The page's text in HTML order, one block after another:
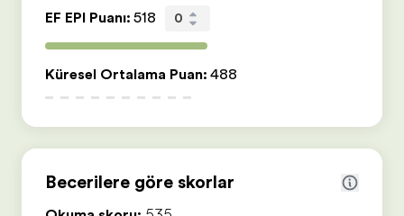
Hakkımızda
Kariyer
Ekibimize katılın
EF EPI Puanı: 518 0
Küresel Ortalama Puan: 488
Becerilere göre skorlar